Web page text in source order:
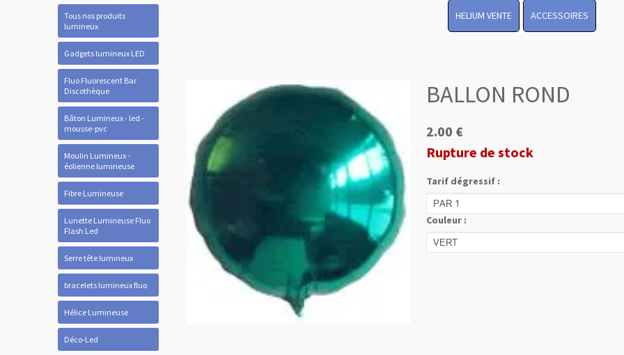
Tous nos produits
lumineux
Gadgets lumineux LED
Fluo Fluorescent Bar
Discothèque
Bâton Lumineux - led -
mousse-pvc
Moulin Lumineux -
éolienne lumineuse
Fibre Lumineuse
Lunette Lumineuse Fluo
Flash Led
Serre tête lumineux
bracelets lumineux fluo
Hélice Lumineuse
Déco-Led
HELIUM VENTE ACCESSOIRES
BALLON ROND
2.00 €
Rupture de stock
Tarif dégressif :
Couleur :